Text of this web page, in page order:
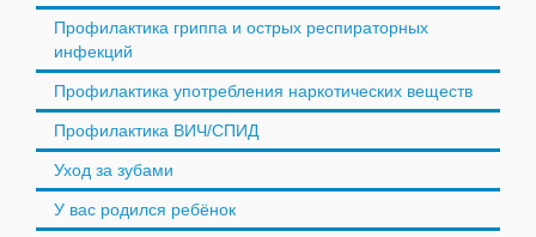
Профилактика гриппа и острых респираторных
инфекций
Профилактика употребления наркотических веществ
Профилактика ВИЧ/СПИД
Уход за зубами
У вас родился ребёнок